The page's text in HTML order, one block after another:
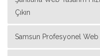
Çıkın
Samsun Profesyonel Web